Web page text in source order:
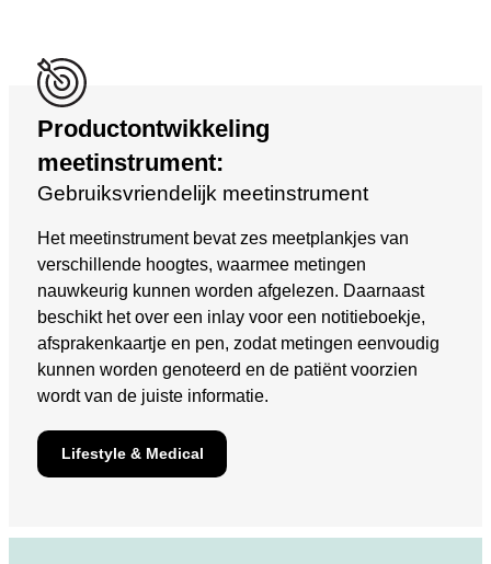
Productontwikkeling
meetinstrument:
Gebruiksvriendelijk meetinstrument
Het meetinstrument bevat zes meetplankjes van
verschillende hoogtes, waarmee metingen
nauwkeurig kunnen worden afgelezen. Daarnaast
beschikt het over een inlay voor een notitieboekje,
afsprakenkaartje en pen, zodat metingen eenvoudig
kunnen worden genoteerd en de patiënt voorzien
wordt van de juiste informatie.
Lifestyle & Medical